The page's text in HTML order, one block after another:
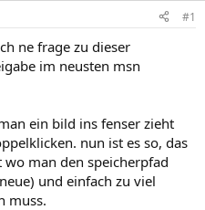
#1
ne frage zu dieser
im neusten msn
ein bild ins fenser zieht
nun ist es so, das
man den speicherpfad
und einfach zu viel
muss.